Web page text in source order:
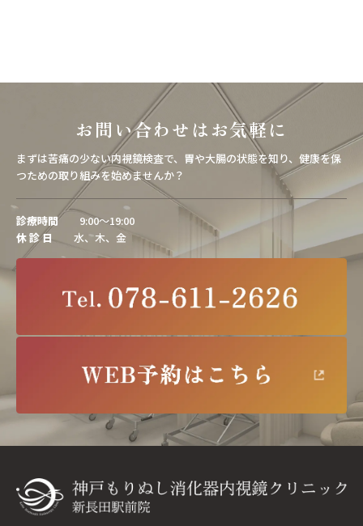
お問い合わせはお気軽に
まずは苦痛の少ない内視鏡検査で、胃や大腸の状態を知り、健康を保
つための取り組みを始めませんか？
診療時間9:00～19:00
休 診 日
水、木、金